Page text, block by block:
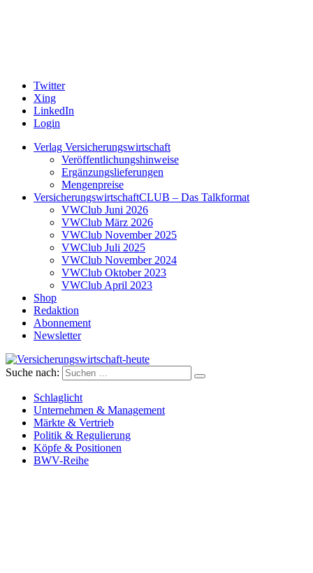
Twitter
Xing
LinkedIn
Login
Verlag Versicherungswirtschaft
Veröffentlichungshinweise
Ergänzungslieferungen
Mengenpreise
VersicherungswirtschaftCLUB – Das Talkformat
VWClub Juni 2026
VWClub März 2026
VWClub November 2025
VWClub Juli 2025
VWClub November 2024
VWClub Oktober 2023
VWClub April 2023
Shop
Redaktion
Abonnement
Newsletter
Versicherungswirtschaft-heute
Suche nach:
Schlaglicht
Unternehmen & Management
Märkte & Vertrieb
Politik & Regulierung
Köpfe & Positionen
BWV-Reihe